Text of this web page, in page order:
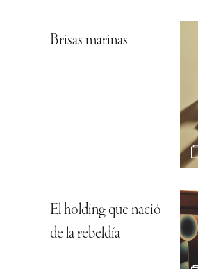
Brisas marinas
El holding que nació
de la rebeldía